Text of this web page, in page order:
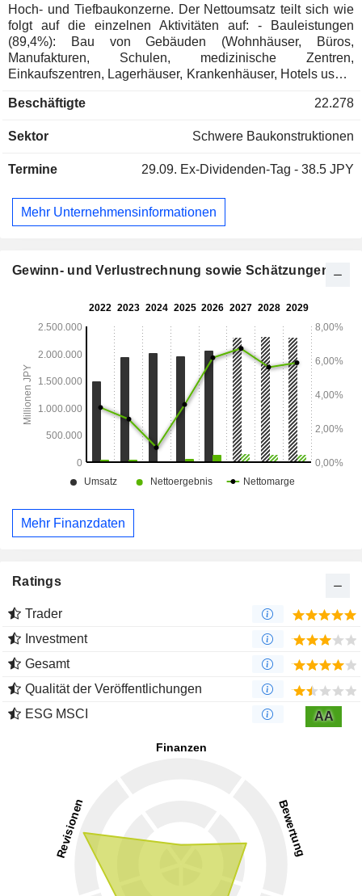
Hoch- und Tiefbaukonzerne. Der Nettoumsatz teilt sich wie
folgt auf die einzelnen Aktivitäten auf: - Bauleistungen
(89,4%): Bau von Gebäuden (Wohnhäuser, Büros,
Manufakturen, Schulen, medizinische Zentren,
Einkaufszentren, Lagerhäuser, Krankenhäuser, Hotels usw.),
Autobahnen, Eisenbahnen, Brücken, Dämme usw.); -
Verkauf von Baumaterialien, Finanzdienstleistungen, usw.
Beschäftigte 22.278
Sektor Schwere Baukonstruktionen
Termine 29.09. Ex-Dividenden-Tag - 38.5 JPY
Mehr Unternehmensinformationen
Gewinn- und Verlustrechnung sowie Schätzungen
Mehr Finanzdaten
Ratings
Trader
Investment
Gesamt
Qualität der Veröffentlichungen
ESG MSCI
AA